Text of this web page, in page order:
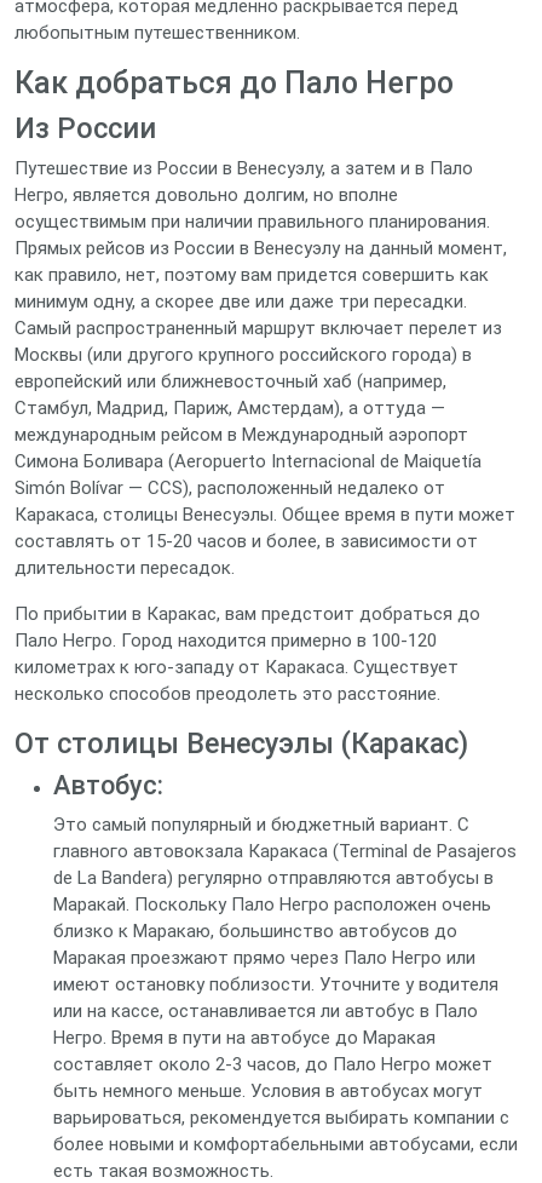
атмосфера, которая медленно раскрывается перед
любопытным путешественником.
Как добраться до Пало Негро
Из России
Путешествие из России в Венесуэлу, а затем и в Пало
Негро, является довольно долгим, но вполне
осуществимым при наличии правильного планирования.
Прямых рейсов из России в Венесуэлу на данный момент,
как правило, нет, поэтому вам придется совершить как
минимум одну, а скорее две или даже три пересадки.
Самый распространенный маршрут включает перелет из
Москвы (или другого крупного российского города) в
европейский или ближневосточный хаб (например,
Стамбул, Мадрид, Париж, Амстердам), а оттуда —
международным рейсом в Международный аэропорт
Симона Боливара (Aeropuerto Internacional de Maiquetía
Simón Bolívar — CCS), расположенный недалеко от
Каракаса, столицы Венесуэлы. Общее время в пути может
составлять от 15-20 часов и более, в зависимости от
длительности пересадок.
По прибытии в Каракас, вам предстоит добраться до
Пало Негро. Город находится примерно в 100-120
километрах к юго-западу от Каракаса. Существует
несколько способов преодолеть это расстояние.
От столицы Венесуэлы (Каракас)
Автобус:
Это самый популярный и бюджетный вариант. С
главного автовокзала Каракаса (Terminal de Pasajeros
de La Bandera) регулярно отправляются автобусы в
Маракай. Поскольку Пало Негро расположен очень
близко к Маракаю, большинство автобусов до
Маракая проезжают прямо через Пало Негро или
имеют остановку поблизости. Уточните у водителя
или на кассе, останавливается ли автобус в Пало
Негро. Время в пути на автобусе до Маракая
составляет около 2-3 часов, до Пало Негро может
быть немного меньше. Условия в автобусах могут
варьироваться, рекомендуется выбирать компании с
более новыми и комфортабельными автобусами, если
есть такая возможность.